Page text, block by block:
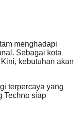
menghadapi
Sebagai kota
kebutuhan akan
terpercaya yang
Techno siap